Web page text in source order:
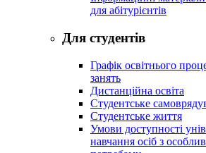
для абітурієнтів
Для студентів
Графік освітнього
занять
Дистанційна освіта
Студентське
Студентське життя
Умови доступності
навчання осіб з